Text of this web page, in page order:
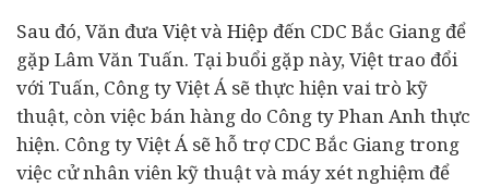
Sau đó, Văn đưa Việt và Hiệp đến CDC Bắc Giang để
gặp Lâm Văn Tuấn. Tại buổi gặp này, Việt trao đổi
với Tuấn, Công ty Việt Á sẽ thực hiện vai trò kỹ
thuật, còn việc bán hàng do Công ty Phan Anh thực
hiện. Công ty Việt Á sẽ hỗ trợ CDC Bắc Giang trong
việc cử nhân viên kỹ thuật và máy xét nghiệm để